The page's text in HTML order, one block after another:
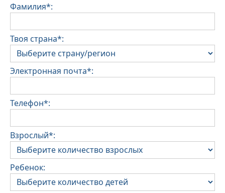
Фамилия*:
Твоя страна*:
Электронная почта*:
Телефон*:
Взрослый*:
Ребенок: